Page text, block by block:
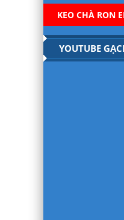
KEO CHÀ RON
YOUTUBE